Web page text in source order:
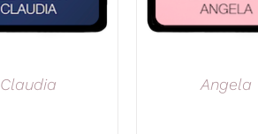
Claudia Angela